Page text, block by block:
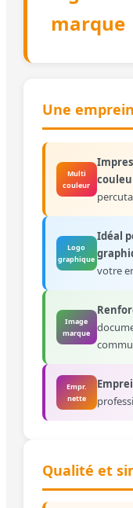
marque
Une
Multi
couleur
Logo
graphique
Idéal
votre
Image
marque
Empr.
nette
Qualité et